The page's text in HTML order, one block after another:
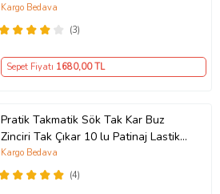
(3)
Kargo Bedava
Sepet Fiyatı 1680,00 TL
Pratik Takmatik Sök Tak Kar Buz
Zinciri Tak Çıkar 10 lu Patinaj Lastik
Zinciri Kış Teker Zinciri
(4)
Kargo Bedava